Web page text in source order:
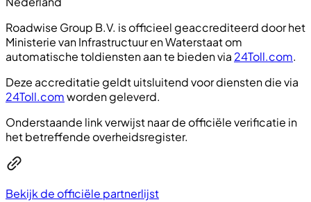
Roadwise Group B.V. is officieel geaccrediteerd door het
Ministerie van Infrastructuur en Waterstaat om
automatische toldiensten aan te bieden via 24Toll.com.
Deze accreditatie geldt uitsluitend voor diensten die via
24Toll.comworden geleverd.
Onderstaande link verwijst naar de officiële verificatie in
het betreffende overheidsregister.
Bekijk de officiële partnerlijst